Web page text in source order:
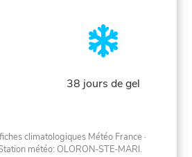
38 jours de gel
climatologiques Météo France ·
météo: OLORON-STE-MARI.